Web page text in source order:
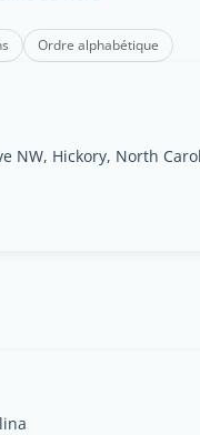
Ordre alphabétique
NW, Hickory, North